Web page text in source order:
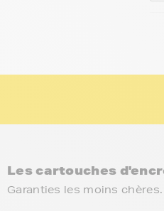
Les cartouches
Garanties les moins